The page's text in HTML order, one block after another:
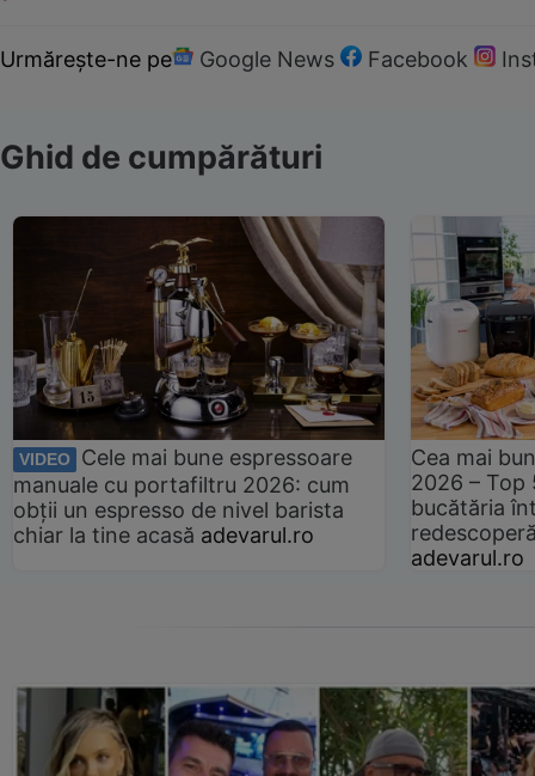
Urmărește-ne pe Google News Facebook
Ghid de cumpărături
VIDEO
Cele mai bune espressoare
manuale cu portafiltru 2026: cum
obții un espresso de nivel barista
chiar la tine acasă adevarul.ro
Cea mai
2026 –
bucătăria
adevarul.ro